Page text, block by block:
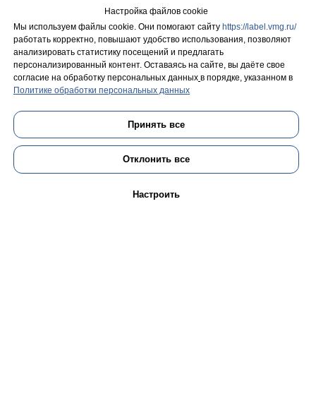
ЕСТЬ ВОПРОСЫ?
Оставьте ваши контактные данные и
мы перезвоним вам
Настройка файлов cookie
Мы используем файлы cookie. Они помогают сайту https://label.vmg.ru/
работать корректно, повышают удобство использования, позволяют
анализировать статистику посещений и предлагать
персонализированный контент. Оставаясь на сайте, вы даёте свое
согласие на обработку персональных данных в порядке, указанном в
Политике обработки персональных данных
Принять все
Отклонить все
Настроить